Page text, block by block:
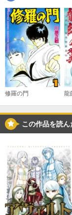
修羅の門
この作品を読